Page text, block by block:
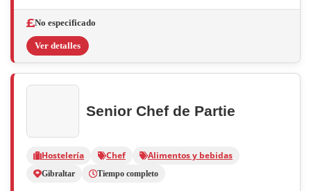
No especificado
Ver detalles
Senior Chef de Partie
Hostelería Chef Alimentos y bebidas
Gibraltar Tiempo completo